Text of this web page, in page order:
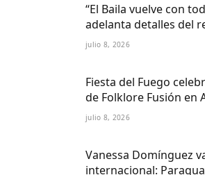
“El Baila vuelve con
adelanta detalles del
esperado de la
julio 8, 2026
Fiesta del Fuego
de Folklore Fusión en
Centro Cultural del
julio 8, 2026
Vanessa Domínguez
internacional: